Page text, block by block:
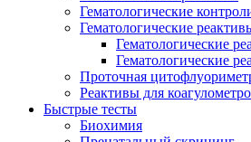
Гематологические
Гематологические
Гематологические
Гематологические
Проточная
Реактивы для
Быстрые тесты
Биохимия